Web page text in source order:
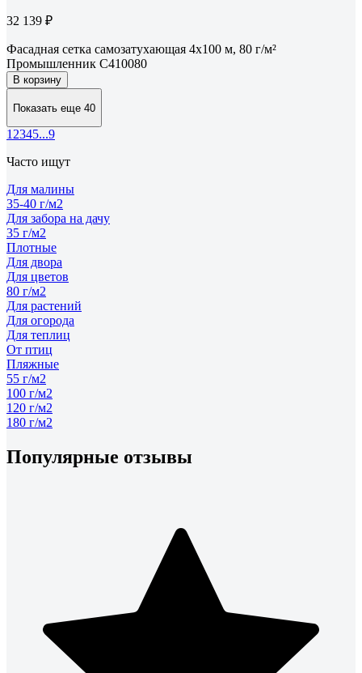
32 139 ₽
Фасадная сетка самозатухающая 4x100 м, 80 г/м²
Промышленник С410080
В корзину
Показать еще 40
1 2345...9
Часто ищут
Для малины
35-40 г/м2
Для забора на дачу
35 г/м2
Плотные
Для двора
Для цветов
80 г/м2
Для растений
Для огорода
Для теплиц
От птиц
Пляжные
55 г/м2
100 г/м2
120 г/м2
180 г/м2
Популярные отзывы